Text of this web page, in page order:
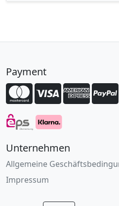
Payment
Unternehmen
Allgemeine
Impressum